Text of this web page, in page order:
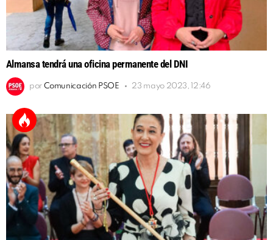
Almansa tendrá una oficina permanente del DNI
por Comunicación PSOE 23 mayo 2023, 12:46